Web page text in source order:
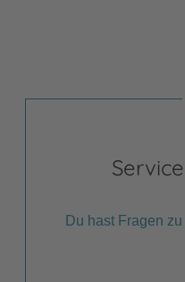
Du hast Fragen